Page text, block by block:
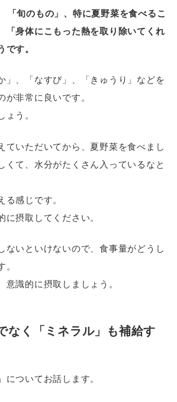
「旬のもの」、特に夏野菜を食べるこ
「身体にこもった熱を取り除いてくれ
す。
」、「なすび」、「きゅうり」などを
非常に良いです。
う。
ていただいてから、夏野菜を食べまし
くて、水分がたくさん入っているなと
感じです。
摂取してください。
ないといけないので、食事量がどうし
識的に摂取しましょう。
なく「ミネラル」も補給す
ついてお話します。